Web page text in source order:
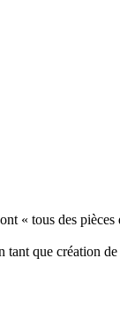
« tous des
tant que création